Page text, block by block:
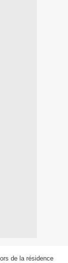
de la résidence